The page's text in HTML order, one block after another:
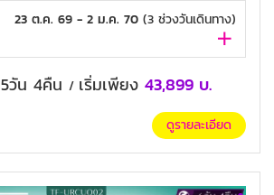
23 ต.ค. 69 - 2 ม.ค. 70 (3 ช่วงวันเดินทาง)
5วัน 4คืน / เริ่มเพียง 43,899 บ.
ดูรายละเอียด